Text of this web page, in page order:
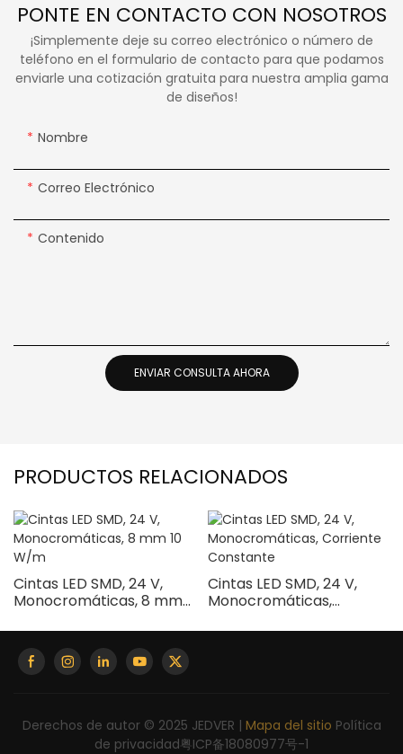
PONTE EN CONTACTO CON NOSOTROS
¡Simplemente deje su correo electrónico o número de
teléfono en el formulario de contacto para que podamos
enviarle una cotización gratuita para nuestra amplia gama
de diseños!
Nombre
Correo Electrónico
Contenido
ENVIAR CONSULTA AHORA
PRODUCTOS RELACIONADOS
Cintas LED SMD, 24 V,
Monocromáticas, 8 mm
Cintas LED SMD, 24 V,
Monocromáticas,
Derechos de autor © 2025 JEDVER | Mapa del sitio Política
de privacidad粤ICP备18080977号-1